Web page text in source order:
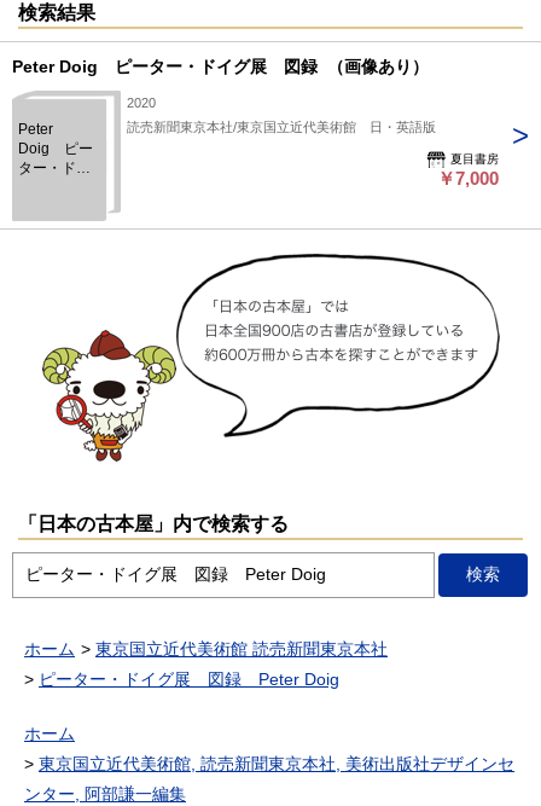
検索結果
Peter Doig ピーター・ドイグ展 図録 （画像あり）
Peter
Doig ピー
ター・ドイ
2020
読売新聞東京本社/東京国立近代美術館 日・英語版
夏目書房
￥7,000
「日本の古本屋」内で検索する
ホーム
東京国立近代美術館 読売新聞東京本社
ピーター・ドイグ展 図録 Peter Doig
ホーム
東京国立近代美術館, 読売新聞東京本社, 美術出版社デザインセ
ンター, 阿部謙一編集